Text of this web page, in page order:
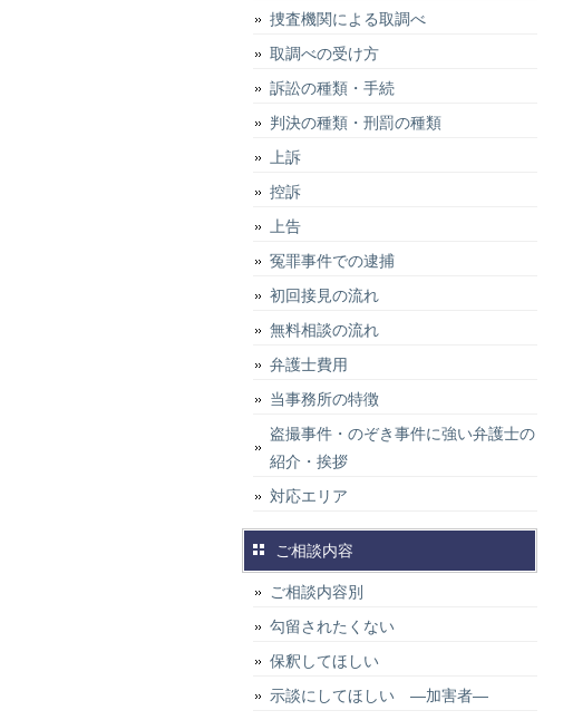
捜査機関による取調べ
取調べの受け方
訴訟の種類・手続
判決の種類・刑罰の種類
上訴
控訴
上告
冤罪事件での逮捕
初回接見の流れ
無料相談の流れ
弁護士費用
当事務所の特徴
盗撮事件・のぞき事件に強い弁護士の
紹介・挨拶
対応エリア
ご相談内容
ご相談内容別
勾留されたくない
保釈してほしい
示談にしてほしい ―加害者―